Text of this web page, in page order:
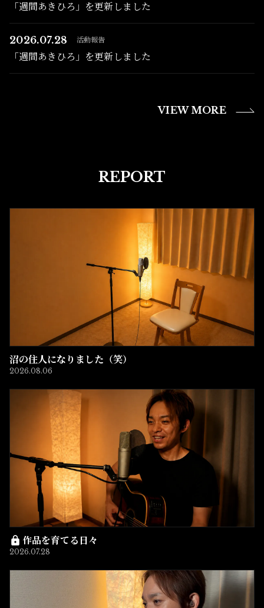
「週間あきひろ」を更新しました
2026.07.28 活動報告
「週間あきひろ」を更新しました
VIEW MORE
REPORT
沼の住人になりました（笑）
2026.08.06
作品を育てる日々
2026.07.28